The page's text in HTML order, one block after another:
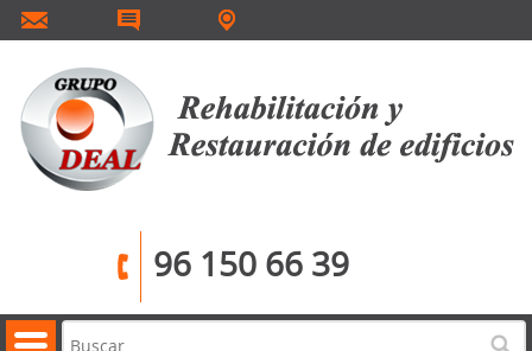
96 150 66 39